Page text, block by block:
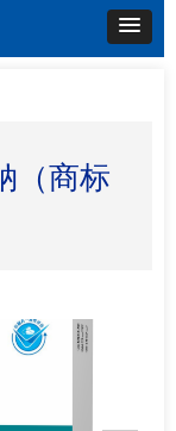
（商标